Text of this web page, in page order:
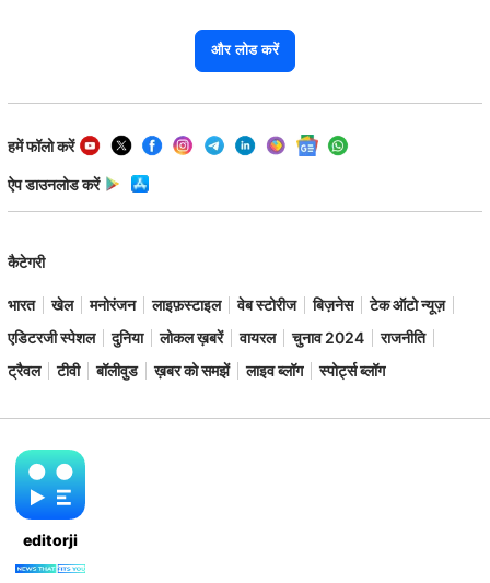
और लोड करें
हमें फॉलो करें
ऐप डाउनलोड करें
कैटेगरी
भारत खेल मनोरंजन लाइफ़स्टाइल वेब स्टोरीज बिज़नेस
टेक ऑटो न्यूज़
एडिटरजी स्पेशल
दुनिया लोकल ख़बरें वायरल चुनाव 2024
राजनीति
ट्रैवल
टीवी बॉलीवुड ख़बर को समझें लाइव ब्लॉग स्पोर्ट्स ब्लॉग
editorji